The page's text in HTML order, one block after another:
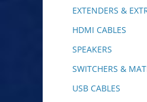
EXTENDERS &
HDMI CABLES
SPEAKERS
SWITCHERS &
USB CABLES